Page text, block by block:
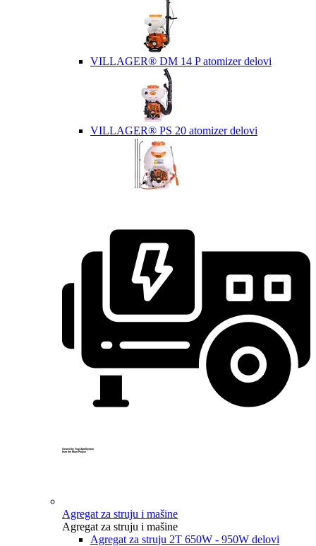
VILLAGER® DM 14 P atomizer delovi
VILLAGER® PS 20 atomizer delovi
Created by Yogi Aprelliyanto
from the Noun Project
Agregat za struju i mašine
Agregat za struju i mašine
Agregat za struju 2T 650W - 950W delovi